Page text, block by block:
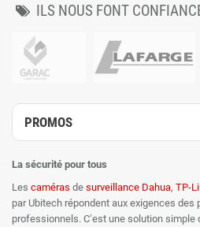
ILS NOUS FONT
PROMOS
La sécurité pour tous
Les caméras de surveillance Dahua, TP-
par Ubitech répondent aux exigences des
professionnels. C’est une solution